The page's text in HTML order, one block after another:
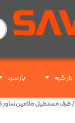
بار گرم بار سرد
/ ظرف مستطیل ملامین ساور کد